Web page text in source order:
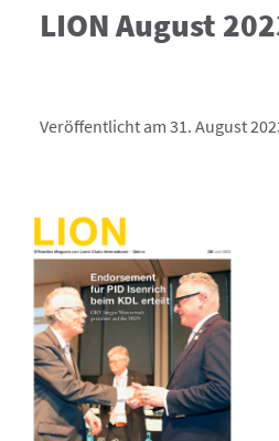
LION August
Veröffentlicht am 31. August